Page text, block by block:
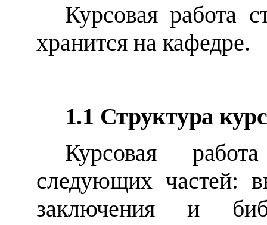
Курсовая работа
хранится на кафедре.
1.1 Структура
Курсовая
следующих частей:
заключения и